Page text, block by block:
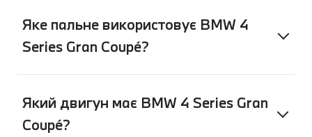
Яке пальне використовує BMW 4
Series Gran Coupé?
Який двигун має BMW 4 Series Gran
Coupé?